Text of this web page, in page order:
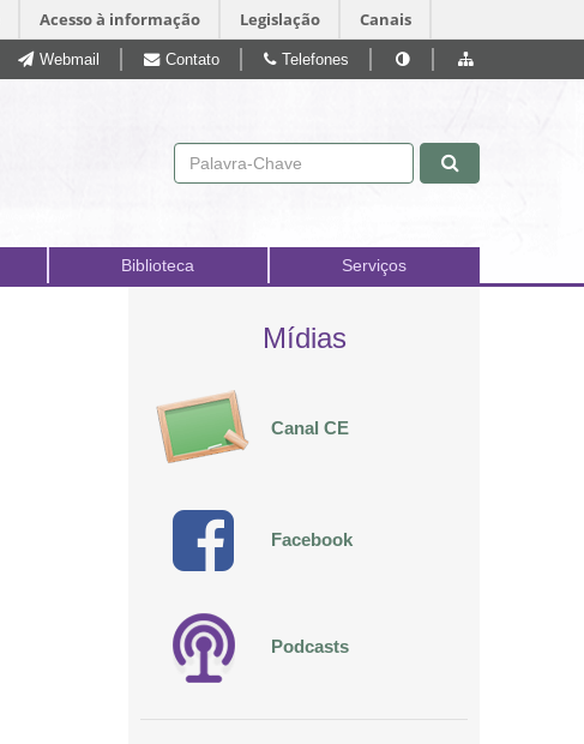
Acesso à informação Legislação Canais
Pular para o conteúdo
Webmail Contato Telefones
Biblioteca Serviços
Mídias
Canal CE
Facebook
Podcasts